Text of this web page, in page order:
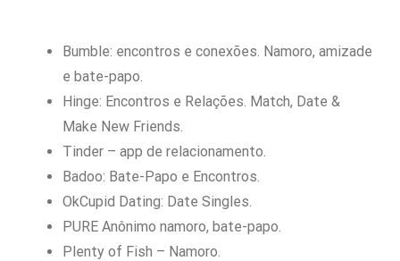
Bumble: encontros e conexões. Namoro, amizade
e bate-papo.
Hinge: Encontros e Relações. Match, Date &
Make New Friends.
Tinder – app de relacionamento.
Badoo: Bate-Papo e Encontros.
OkCupid Dating: Date Singles.
PURE Anônimo namoro, bate-papo.
Plenty of Fish – Namoro.